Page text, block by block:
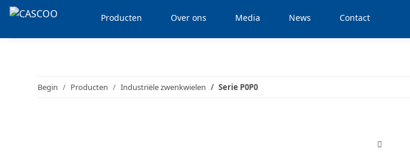
Producten Over ons Media News Contact
Begin Producten Industriële zwenkwielen Serie P0P0